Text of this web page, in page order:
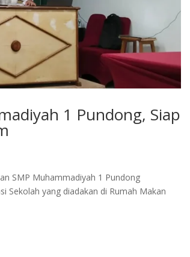
1 Pundong, Siap
SMP Muhammadiyah 1 Pundong
Sekolah yang diadakan di Rumah Makan